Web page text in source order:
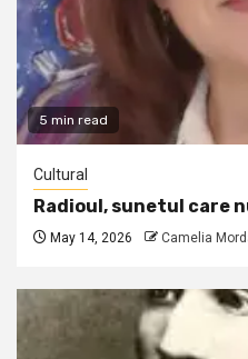
5 min read
Cultural
Radioul, sunetul care
May 14, 2026 Camelia